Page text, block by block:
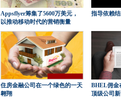
Appsflyer筹集了5600万美元，
以推动移动时代的营销衡量
指导依赖
住房金融公司在一个绿色的一天
翱翔
BHEL佣金
顶级公司